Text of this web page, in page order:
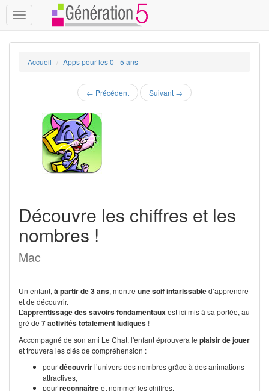
Toggle
navigation
Accueil Apps pour les 0 - 5 ans
← Précédent Suivant →
Découvre les chiffres et les
nombres !
Mac
Un enfant, à partir de 3 ans, montre une soif intarissabled’apprendre
et de découvrir.
L’apprentissage des savoirs fondamentauxest ici mis à sa portée, au
gré de 7 activités totalement ludiques !
Accompagné de son ami Le Chat, l'enfant éprouvera le plaisir de jouer
et trouvera les clés de compréhension :
pourdécouvrirl’univers des nombres grâce à des animations
attractives,
pourreconnaîtreet nommer les chiffres,